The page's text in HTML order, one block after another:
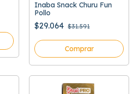
Inaba Snack Churu Fun
Pollo
$29.064 $31.591
Comprar